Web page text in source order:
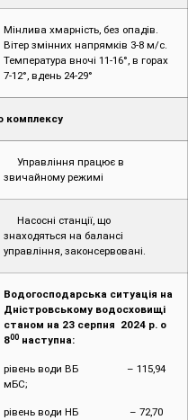
Мінлива хмарність, без опадів.
Вітер змінних напрямків 3-8 м/с.
Температура вночі 11-16°, в горах
7-12°, вдень 24-29°
комплексу
Управління працює в
звичайному режимі
Насосні станції, що
знаходяться на балансі
управління, законсервовані.
Водогосподарська ситуація на
Дністровському водосховищі
станом на 23 серпня 2024 р. о
800 наступна:
рівень води ВБ – 115,94
мБС;
рівень води НБ – 72,70